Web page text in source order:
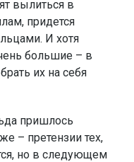
вылиться в
придется
И хотя
большие – в
их на себя
пришлось
– претензии тех,
но в следующем